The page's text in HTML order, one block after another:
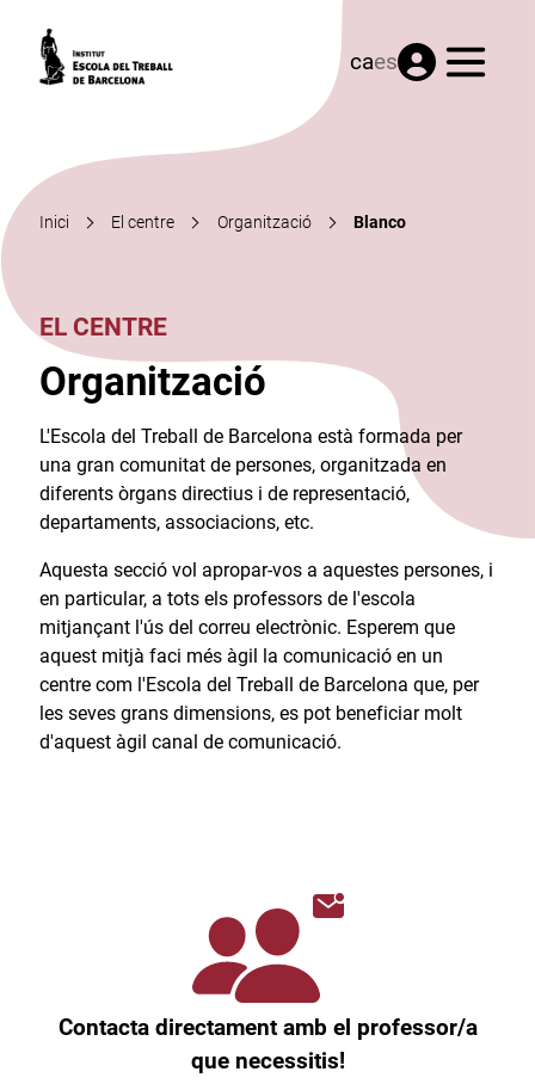
caes Menú
Inici El centre Organització Blanco
EL CENTRE
Organització
L'Escola del Treball de Barcelona està formada per
una gran comunitat de persones, organitzada en
diferents òrgans directius i de representació,
departaments, associacions, etc.​
Aquesta secció vol apropar-vos a aquestes persones, i
en particular, a tots els professors de l'escola
mitjançant l'ús del correu electrònic. Esperem que
aquest mitjà faci més àgil la comunicació en un
centre com l'Escola del Treball de Barcelona que, per
les seves grans dimensions, es pot beneficiar molt
d'aquest àgil canal de comunicació.​
Contacta directament amb el professor/a
que necessitis!